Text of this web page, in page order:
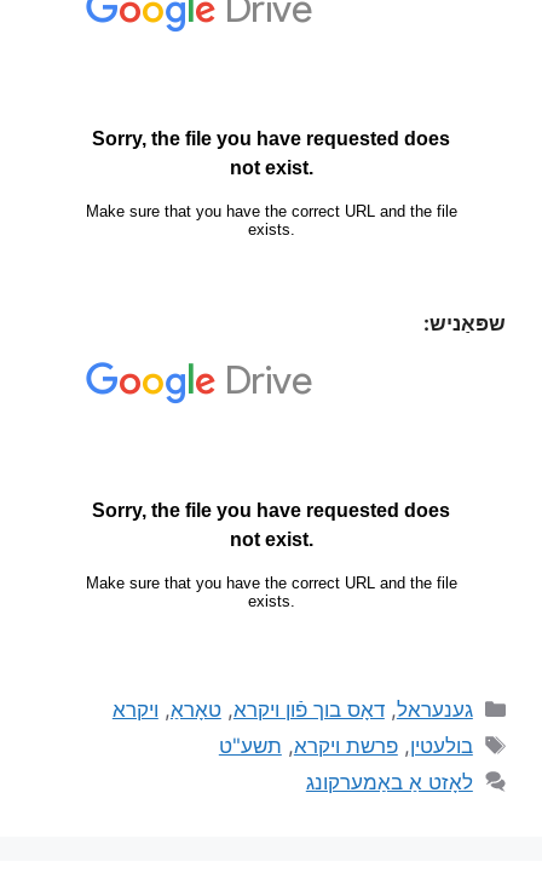
שפּאַניש:
גענעראל,דאָס בוך פֿון ויקרא,טאָראַ, ויקרא
בולעטין,פרשת ויקרא, תשע"ט
לאָזט אַ באַמערקונג